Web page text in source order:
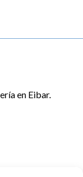
en Eibar.